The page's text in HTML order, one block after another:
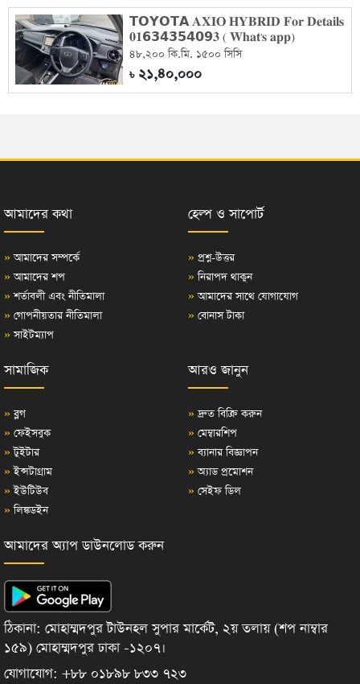
𝗧𝗢𝗬𝗢𝗧𝗔 𝐀𝐗𝐈𝐎 𝐇𝐘𝐁𝐑𝐈𝐃 𝐅𝐨𝐫 𝐃𝐞𝐭𝐚𝐢𝐥𝐬
𝟎𝟏𝟲𝟯𝟰𝟯𝟱𝟰𝟬𝟵𝟑 ( 𝐖𝐡𝐚𝐭'𝐬 𝐚𝐩𝐩)
৪৮,২০০ কি.মি. ১৫০০ সিসি
৳২১,৪০,০০০
আমাদের কথা
» আমাদের সম্পর্কে
» আমাদের শপ
» শর্তাবলী এবং নীতিমালা
» গোপনীয়তার নীতিমালা
» সাইটম্যাপ
হেল্প ও সাপোর্ট
» প্রশ্ন-উত্তর
» নিরাপদ থাকুন
» আমাদের সাথে যোগাযোগ
» বোনাস টাকা
সামাজিক
» ব্লগ
» ফেইসবুক
» টুইটার
» ইন্সটাগ্রাম
» ইউটিউব
» লিঙ্কডইন
আরও জানুন
» দ্রুত বিক্রি করুন
» মেম্বারশিপ
» ব্যানার বিজ্ঞাপন
» অ্যাড প্রমোশন
» সেইফ ডিল
আমাদের অ্যাপ ডাউনলোড করুন
ঠিকানা: মোহাম্মদপুর টাউনহল সুপার মার্কেট, ২য় তলায় (শপ নাম্বার
১৫৯) মোহাম্মদপুর ঢাকা -১২০৭।
যোগাযোগ: +৮৮ ০১৮৯৮ ৮৩৩ ৭২৩